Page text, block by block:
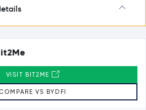
VISIT BIT2ME
VS BYDFI